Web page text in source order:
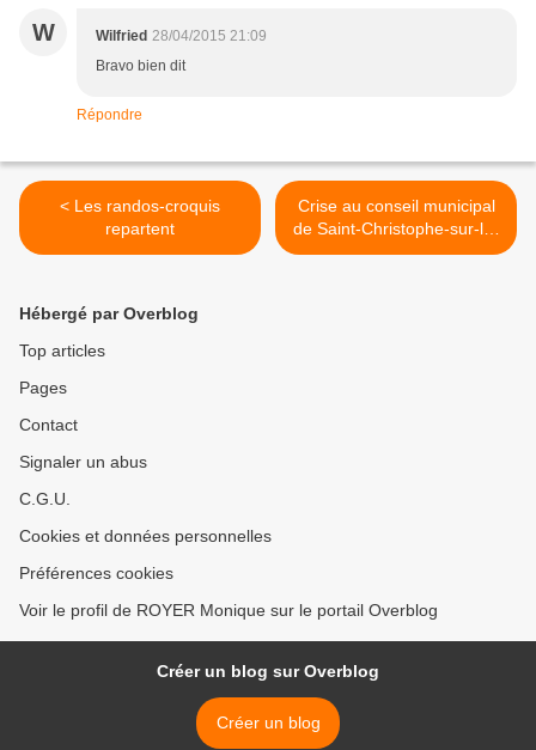
W Wilfried 28/04/2015 21:09
Bravo bien dit
Répondre
< Les randos-croquis
repartent
Crise au conseil municipal
de Saint-Christophe-sur-le-
Nais >
Hébergé par Overblog
Top articles
Pages
Contact
Signaler un abus
C.G.U.
Cookies et données personnelles
Préférences cookies
Voir le profil de ROYER Monique sur le portail Overblog
Créer un blog sur Overblog
Créer un blog